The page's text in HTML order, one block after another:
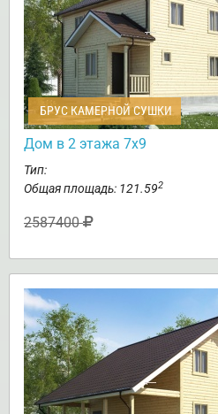
БРУС КАМЕРНОЙ СУШКИ
Дом в 2 этажа 7х9
Тип:
Общая площадь: 121.592
2587400